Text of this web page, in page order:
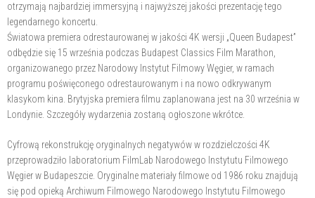
otrzymają najbardziej immersyjną i najwyższej jakości prezentację tego
legendarnego koncertu.
Światowa premiera odrestaurowanej w jakości 4K wersji „Queen Budapest”
odbędzie się 15 września podczas Budapest Classics Film Marathon,
organizowanego przez Narodowy Instytut Filmowy Węgier, w ramach
programu poświęconego odrestaurowanym i na nowo odkrywanym
klasykom kina. Brytyjska premiera filmu zaplanowana jest na 30 września w
Londynie. Szczegóły wydarzenia zostaną ogłoszone wkrótce.
Cyfrową rekonstrukcję oryginalnych negatywów w rozdzielczości 4K
przeprowadziło laboratorium FilmLab Narodowego Instytutu Filmowego
Węgier w Budapeszcie. Oryginalne materiały filmowe od 1986 roku znajdują
się pod opieką Archiwum Filmowego Narodowego Instytutu Filmowego